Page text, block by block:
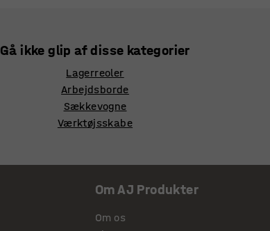
Gå ikke glip af disse kategorier
Lagerreoler
Arbejdsborde
Sækkevogne
Værktøjsskabe
Om AJ Produkter
Om os